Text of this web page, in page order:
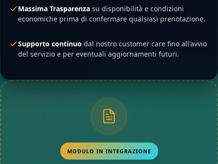
Massima Trasparenza su disponibilità e condizioni
economiche prima di confermare qualsiasi prenotazione.
Supporto continuo dal nostro customer care fino all'avvio
del servizio e per eventuali aggiornamenti futuri.
MODULO IN INTEGRAZIONE